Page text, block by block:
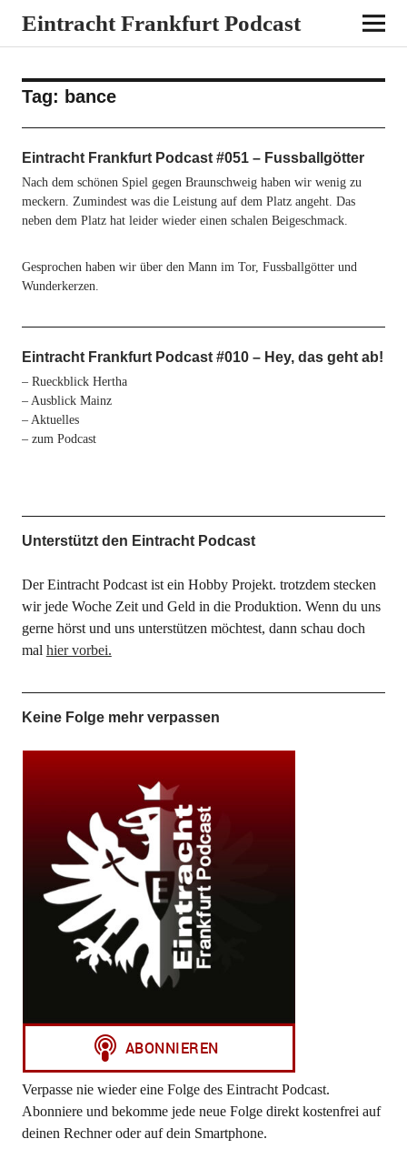
Eintracht Frankfurt Podcast
Tag: bance
Eintracht Frankfurt Podcast #051 – Fussballgötter
Nach dem schönen Spiel gegen Braunschweig haben wir wenig zu
meckern. Zumindest was die Leistung auf dem Platz angeht. Das
neben dem Platz hat leider wieder einen schalen Beigeschmack.
Gesprochen haben wir über den Mann im Tor, Fussballgötter und
Wunderkerzen.
Eintracht Frankfurt Podcast #010 – Hey, das geht ab!
– Rueckblick Hertha
– Ausblick Mainz
– Aktuelles
– zum Podcast
Unterstützt den Eintracht Podcast
Der Eintracht Podcast ist ein Hobby Projekt. trotzdem stecken
wir jede Woche Zeit und Geld in die Produktion. Wenn du uns
gerne hörst und uns unterstützen möchtest, dann schau doch
mal hier vorbei.
Keine Folge mehr verpassen
Verpasse nie wieder eine Folge des Eintracht Podcast.
Abonniere und bekomme jede neue Folge direkt kostenfrei auf
deinen Rechner oder auf dein Smartphone.